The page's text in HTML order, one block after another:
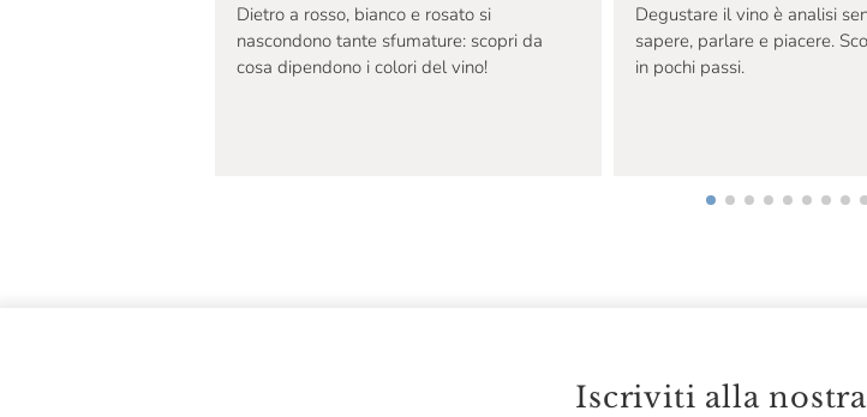
Basilisco
Bastianich
Dietro a rosso, bianco e rosato si
nascondono tante sfumature: scopri da
cosa dipendono i colori del vino!
Degustare il vino è analisi
sapere, parlare e piacere.
in pochi passi.
Iscriviti alla